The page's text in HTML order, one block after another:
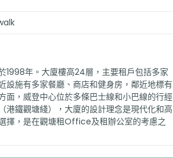
1998年。大廈樓高24層，主要租戶包括多家
設施有多家餐廳、商店和健身房，鄰近地標有
面，威登中心位於多條巴士線和小巴線的行經
港鐵觀塘綫），大廈的設計理念是現代化和高
擇，是在觀塘租Office及租辦公室的考慮之